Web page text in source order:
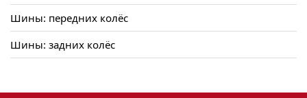
Шины: передних колёс
Шины: задних колёс